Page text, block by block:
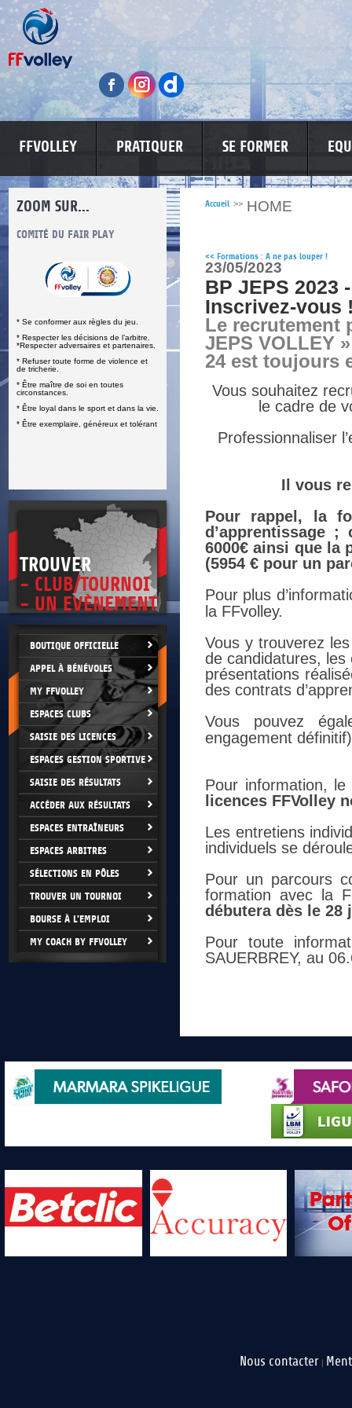
FFVOLLEY PRATIQUER SE FORMER
ZOOM SUR...
COMITÉ DU FAIR PLAY
* Se conformer aux règles du jeu.
* Respecter les décisions de l’arbitre.
*Respecter adversaires et partenaires.
* Refuser toute forme de violence et
de tricherie.
* Être maître de soi en toutes
circonstances.
* Être loyal dans le sport et dans la vie.
* Être exemplaire, généreux et tolérant
LUTTE CONTRE LES VIOLENCES
TROUVER
- CLUB/TOURNOI
- UN EVÈNEMENT
BOUTIQUE OFFICIELLE
APPEL À BÉNÉVOLES
MY FFVOLLEY
ESPACES CLUBS
SAISIE DES LICENCES
ESPACES GESTION SPORTIVE
SAISIE DES RÉSULTATS
ACCÉDER AUX RÉSULTATS
ESPACES ENTRAÎNEURS
ESPACES ARBITRES
SÉLECTIONS EN PÔLES
TROUVER UN TOURNOI
BOURSE À L'EMPLOI
MY COACH BY FFVOLLEY
Accueil >> HOME
<< Formations : A ne pas louper !
23/05/2023
BP JEPS 2023
Inscrivez-vous
Le recrutement
JEPS VOLLEY
24 est toujours
Vous souhaitez
le cadre de
Professionnaliser
Il vous
Pour rappel, la
d’apprentissage
6000€ ainsi que la
(5954 € pour un
Pour plus
la FFvolley.
Vous y trouverez
de candidatures,
présentations
des contrats
Vous pouvez
engagement
Pour information, le
licences FFVolley
Les entretiens
individuels se
Pour un parcours
formation avec la
débutera dès le 28
Pour toute
SAUERBREY, au
Nous contacter |